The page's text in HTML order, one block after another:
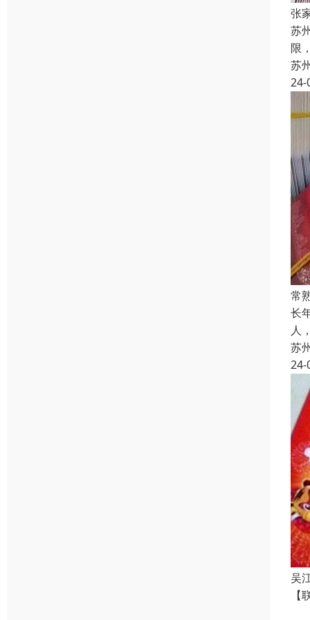
张
苏
限
苏
24-
常
长
人
苏
24-
吴